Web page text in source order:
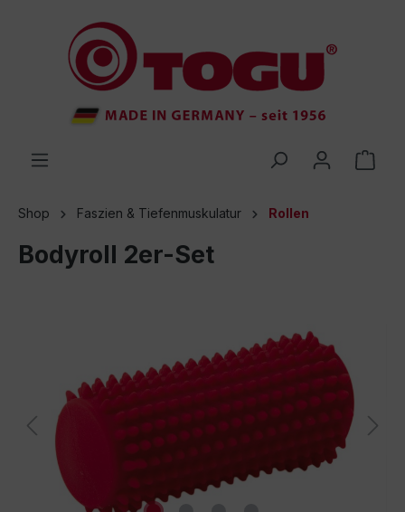
springen
Shop Faszien & Tiefenmuskulatur Rollen
Bodyroll 2er-Set